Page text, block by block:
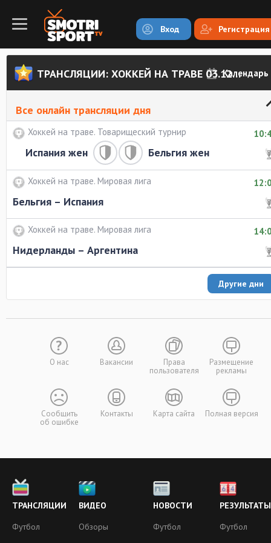
Вход Регистрация
ТРАНСЛЯЦИИ: ХОККЕЙ НА ТРАВЕ 03.12.2017
Календарь
Все онлайн трансляции дня
Хоккей на траве. Товарищеский турнир
Испания жен Бельгия жен
Хоккей на траве. Мировая лига
Бельгия – Испания
Хоккей на траве. Мировая лига
Нидерланды – Аргентина
Другие дни
О нас Вакансии
Права
пользователя
Размещение
рекламы
Сообщить
об ошибке
Контакты Карта сайта Полная версия
ТРАНСЛЯЦИИ
Футбол
ВИДЕО
Обзоры
НОВОСТИ
Футбол
РЕЗУЛЬТАТЫ
Футбол